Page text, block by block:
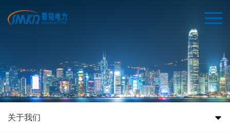
关于我们